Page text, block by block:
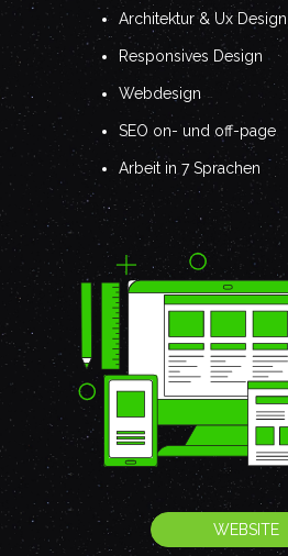
Architektur & Ux Design
Responsives Design
Webdesign
SEO on- und off-page
Arbeit in 7 Sprachen
WEBSITE